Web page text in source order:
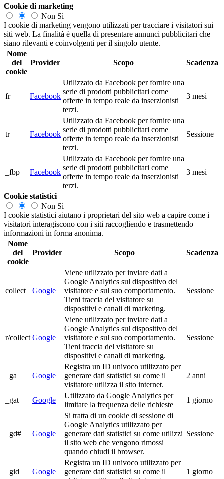
Cookie di marketing
Non Sì
I cookie di marketing vengono utilizzati per tracciare i visitatori sui
siti web. La finalità è quella di presentare annunci pubblicitari che
siano rilevanti e coinvolgenti per il singolo utente.
Nome
del
cookie
Provider Scopo Scadenza
fr Facebook
Utilizzato da Facebook per fornire una
serie di prodotti pubblicitari come
offerte in tempo reale da inserzionisti
terzi.
3 mesi
tr Facebook
Utilizzato da Facebook per fornire una
serie di prodotti pubblicitari come
offerte in tempo reale da inserzionisti
terzi.
Sessione
_fbp Facebook
Utilizzato da Facebook per fornire una
serie di prodotti pubblicitari come
offerte in tempo reale da inserzionisti
terzi.
3 mesi
Cookie statistici
Non Sì
I cookie statistici aiutano i proprietari del sito web a capire come i
visitatori interagiscono con i siti raccogliendo e trasmettendo
informazioni in forma anonima.
Nome
del
cookie
Provider Scopo Scadenza
collect Google
Viene utilizzato per inviare dati a
Google Analytics sul dispositivo del
visitatore e sul suo comportamento.
Tieni traccia del visitatore su
dispositivi e canali di marketing.
Sessione
r/collect Google
Viene utilizzato per inviare dati a
Google Analytics sul dispositivo del
visitatore e sul suo comportamento.
Tieni traccia del visitatore su
dispositivi e canali di marketing.
Sessione
_ga Google
Registra un ID univoco utilizzato per
generare dati statistici su come il
visitatore utilizza il sito internet.
2 anni
_gat Google
Utilizzato da Google Analytics per
limitare la frequenza delle richieste
1 giorno
_gd# Google
Si tratta di un cookie di sessione di
Google Analytics utilizzato per
generare dati statistici su come utilizzi
il sito web che vengono rimossi
quando chiudi il browser.
Sessione
_gid Google
Registra un ID univoco utilizzato per
generare dati statistici su come il
1 giorno